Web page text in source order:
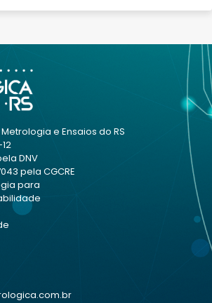
e Ensaios do RS
DNV
pela CGCRE
para